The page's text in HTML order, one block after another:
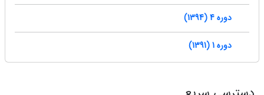
دوره 4 (1394)
دوره 1 (1391)